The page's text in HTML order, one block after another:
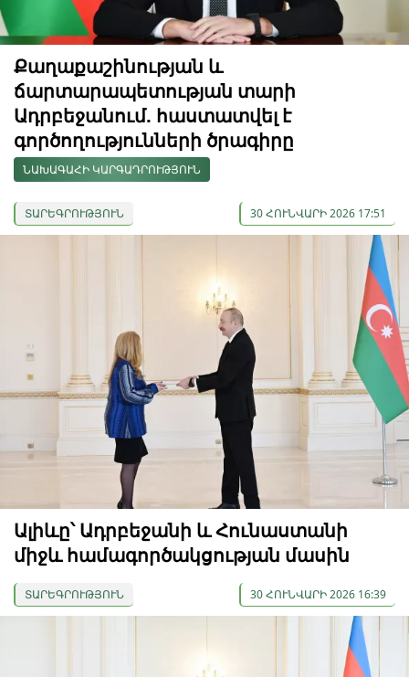
Քաղաքաշինության և
ճարտարապետության տարի
Ադրբեջանում. հաստատվել է
գործողությունների ծրագիրը
ՆԱԽԱԳԱՀԻ ԿԱՐԳԱԴՐՈՒԹՅՈՒՆ
ՏԱՐԵԳՐՈՒԹՅՈՒՆ 30 ՀՈՒՆՎԱՐԻ 2026 17:51
Ալիևը՝ Ադրբեջանի և Հունաստանի
միջև համագործակցության մասին
ՏԱՐԵԳՐՈՒԹՅՈՒՆ 30 ՀՈՒՆՎԱՐԻ 2026 16:39